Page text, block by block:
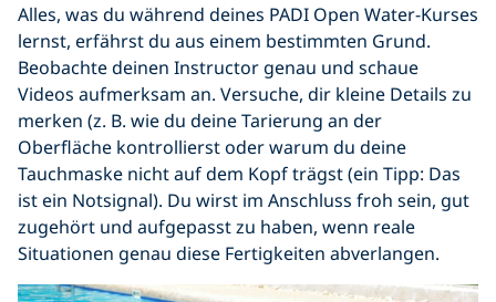
Alles, was du während deines PADI Open Water-Kurses
lernst, erfährst du aus einem bestimmten Grund.
Beobachte deinen Instructor genau und schaue
Videos aufmerksam an. Versuche, dir kleine Details zu
merken (z. B. wie du deine Tarierung an der
Oberfläche kontrollierst oder warum du deine
Tauchmaske nicht auf dem Kopf trägst (ein Tipp: Das
ist ein Notsignal). Du wirst im Anschluss froh sein, gut
zugehört und aufgepasst zu haben, wenn reale
Situationen genau diese Fertigkeiten abverlangen.